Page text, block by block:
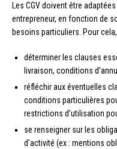
Les CGV doivent être
entrepreneur, en fonction de
besoins particuliers. Pour
déterminer les clauses
livraison, conditions
réfléchir aux éventuelles
conditions particulières
restrictions d’utilisation
se renseigner sur les
d’activité (ex : mentions